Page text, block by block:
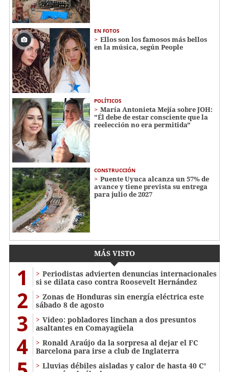
EN FOTOS
Ellos son los famosos más bellos
en la música, según People
POLÍTICOS
María Antonieta Mejía sobre JOH:
"Él debe de estar consciente que la
reelección no era permitida"
CONSTRUCCIÓN
Puente Uyuca alcanza un 57% de
avance y tiene prevista su entrega
para julio de 2027
MÁS VISTO
1
Periodistas advierten denuncias internacionales
si se dilata caso contra Roosevelt Hernández
2
Zonas de Honduras sin energía eléctrica este
sábado 8 de agosto
3
Video: pobladores linchan a dos presuntos
asaltantes en Comayagüela
4
Ronald Araújo da la sorpresa al dejar el FC
Barcelona para irse a club de Inglaterra
Lluvias débiles aisladas y calor de hasta 40 C°